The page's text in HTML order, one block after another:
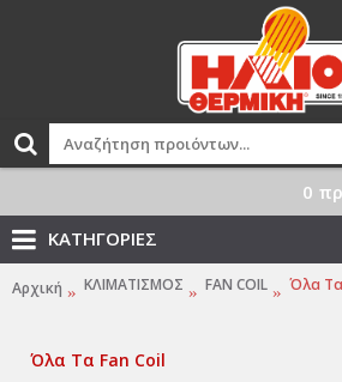
0
ΚΑΤΗΓΟΡΙΕΣ
Αρχική ΚΛΙΜΑΤΙΣΜΟΣ FAN COIL Όλα Τα
Όλα Τα Fan Coil